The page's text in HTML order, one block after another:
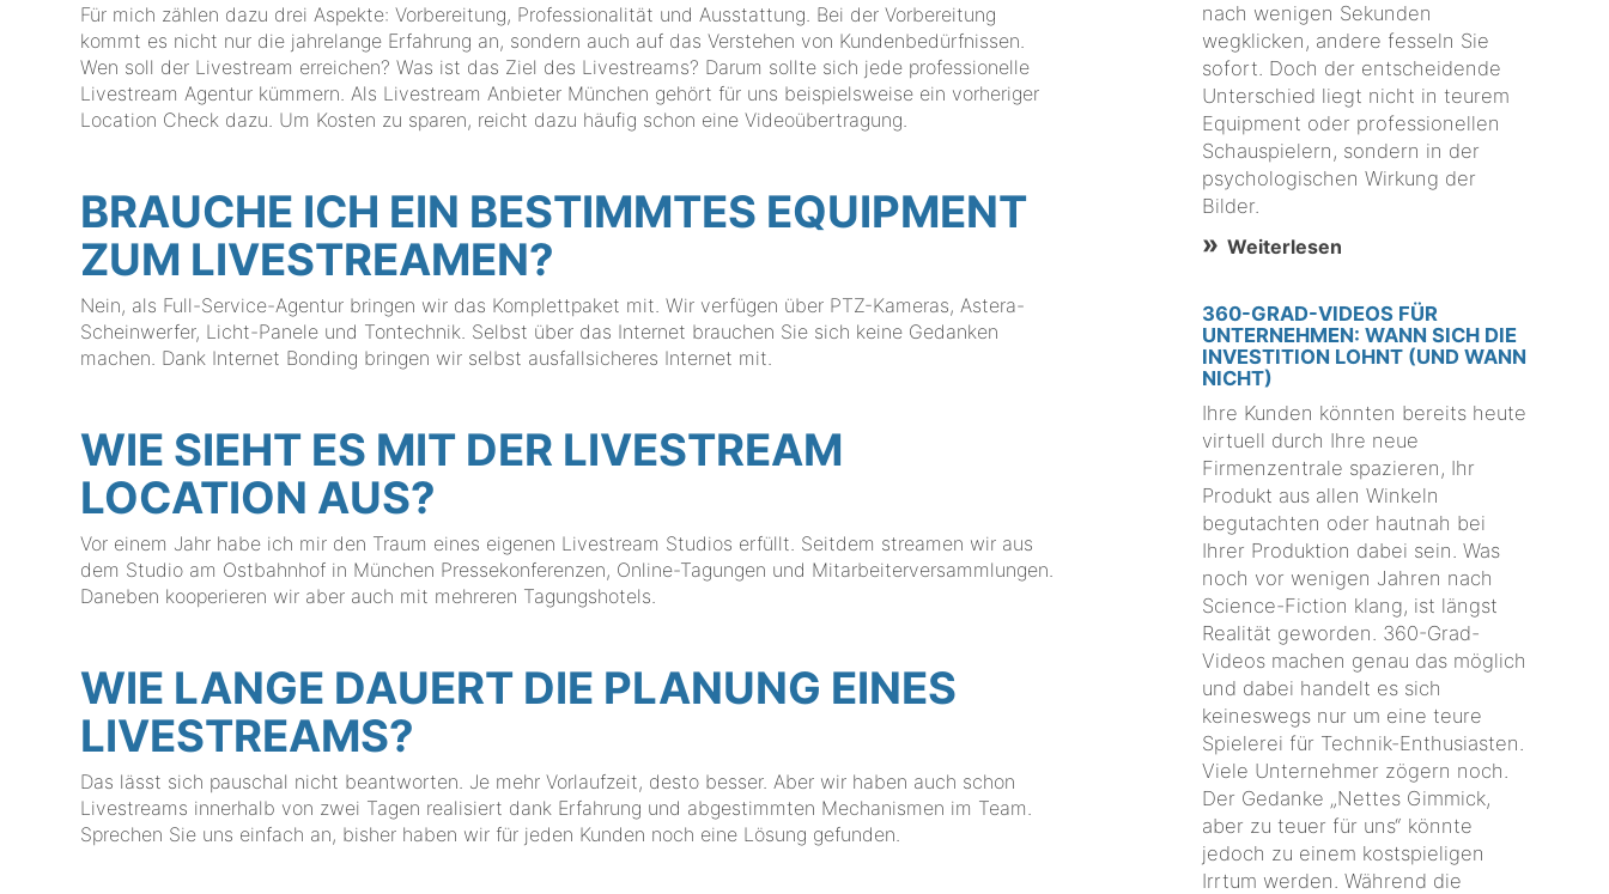
Für mich zählen dazu drei Aspekte: Vorbereitung, Professionalität und Ausstattung. Bei der Vorbereitung
kommt es nicht nur die jahrelange Erfahrung an, sondern auch auf das Verstehen von Kundenbedürfnissen.
Wen soll der Livestream erreichen? Was ist das Ziel des Livestreams? Darum sollte sich jede professionelle
Livestream Agentur kümmern. Als Livestream Anbieter München gehört für uns beispielsweise ein vorheriger
Location Check dazu. Um Kosten zu sparen, reicht dazu häufig schon eine Videoübertragung.
BRAUCHE ICH EIN BESTIMMTES EQUIPMENT
ZUM LIVESTREAMEN?
Nein, als Full-Service-Agentur bringen wir das Komplettpaket mit. Wir verfügen über PTZ-Kameras, Astera-
Scheinwerfer, Licht-Panele und Tontechnik. Selbst über das Internet brauchen Sie sich keine Gedanken
machen. Dank Internet Bonding bringen wir selbst ausfallsicheres Internet mit.
WIE SIEHT ES MIT DER LIVESTREAM
LOCATION AUS?
Vor einem Jahr habe ich mir den Traum eines eigenen Livestream Studios erfüllt. Seitdem streamen wir aus
dem Studio am Ostbahnhof in München Pressekonferenzen, Online-Tagungen und Mitarbeiterversammlungen.
Daneben kooperieren wir aber auch mit mehreren Tagungshotels.
WIE LANGE DAUERT DIE PLANUNG EINES
LIVESTREAMS?
Das lässt sich pauschal nicht beantworten. Je mehr Vorlaufzeit, desto besser. Aber wir haben auch schon
Livestreams innerhalb von zwei Tagen realisiert dank Erfahrung und abgestimmten Mechanismen im Team.
Sprechen Sie uns einfach an, bisher haben wir für jeden Kunden noch eine Lösung gefunden.
nach wenigen Sekunden
wegklicken, andere fesseln Sie
sofort. Doch der entscheidende
Unterschied liegt nicht in teurem
Equipment oder professionellen
Schauspielern, sondern in der
psychologischen Wirkung der
Bilder.
Weiterlesen
360-GRAD-VIDEOS FÜR
UNTERNEHMEN: WANN SICH DIE
INVESTITION LOHNT (UND WANN
NICHT)
Ihre Kunden könnten bereits heute
virtuell durch Ihre neue
Firmenzentrale spazieren, Ihr
Produkt aus allen Winkeln
begutachten oder hautnah bei
Ihrer Produktion dabei sein. Was
noch vor wenigen Jahren nach
Science-Fiction klang, ist längst
Realität geworden. 360-Grad-
Videos machen genau das möglich
und dabei handelt es sich
keineswegs nur um eine teure
Spielerei für Technik-Enthusiasten.
Viele Unternehmer zögern noch.
Der Gedanke „Nettes Gimmick,
aber zu teuer für uns“ könnte
jedoch zu einem kostspieligen
Irrtum werden. Während die